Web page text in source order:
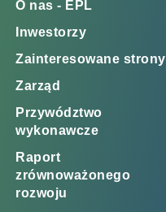
O nas - EPL
Inwestorzy
Zainteresowane strony
Zarząd
Przywództwo
wykonawcze
Raport
zrównoważonego
rozwoju